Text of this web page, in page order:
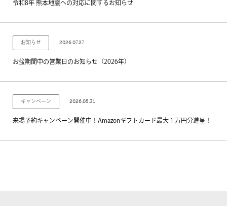
令和8年 熊本地震への対応に関するお知らせ
お知らせ 2026.07.27
お盆期間中の営業日のお知らせ（2026年）
キャンペーン 2026.05.31
来場予約キャンペーン開催中！Amazonギフトカード最大１万円分進呈！